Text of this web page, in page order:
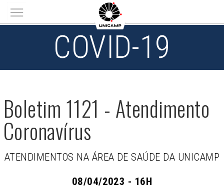
Main menu
COVID-19
Boletim 1121 - Atendimento
Coronavírus
ATENDIMENTOS NA ÁREA DE SAÚDE DA UNICAMP
08/04/2023 - 16H